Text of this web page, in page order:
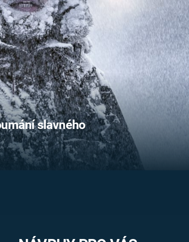
UFO A
MIMOZEMŠŤANÉ
UTAJENÉ PŘÍBĚHY
ČESKÝCH DĚJIN
ALTERNATIVNÍ
HISTORIE
FILMY
REALITA
HORORY
REALITA
OPTICKÉ
KLAMY
slavného